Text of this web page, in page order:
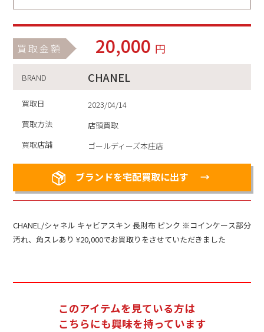
買取金額 20,000 円
BRAND CHANEL
買取日
2023/04/14
買取方法
店頭買取
買取店舗
ゴールディーズ本庄店
ブランドを宅配買取に出す
CHANEL/シャネル キャビアスキン 長財布 ピンク ※コインケース部分
汚れ、角スレあり ¥20,000でお買取りをさせていただきました
このアイテムを見ている方は
こちらにも興味を持っています